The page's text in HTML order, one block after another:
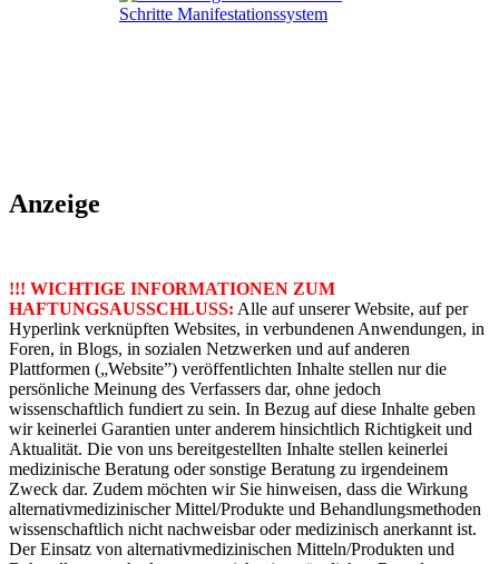
Anzeige
!!! WICHTIGE INFORMATIONEN ZUM
HAFTUNGSAUSSCHLUSS: Alle auf unserer Website, auf per
Hyperlink verknüpften Websites, in verbundenen Anwendungen, in
Foren, in Blogs, in sozialen Netzwerken und auf anderen
Plattformen („Website”) veröffentlichten Inhalte stellen nur die
persönliche Meinung des Verfassers dar, ohne jedoch
wissenschaftlich fundiert zu sein. In Bezug auf diese Inhalte geben
wir keinerlei Garantien unter anderem hinsichtlich Richtigkeit und
Aktualität. Die von uns bereitgestellten Inhalte stellen keinerlei
medizinische Beratung oder sonstige Beratung zu irgendeinem
Zweck dar. Zudem möchten wir Sie hinweisen, dass die Wirkung
alternativmedizinischer Mittel/Produkte und Behandlungsmethoden
wissenschaftlich nicht nachweisbar oder medizinisch anerkannt ist.
Der Einsatz von alternativmedizinischen Mitteln/Produkten und